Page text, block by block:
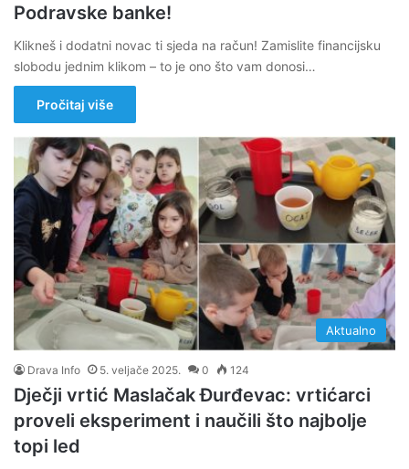
Podravske banke!
Klikneš i dodatni novac ti sjeda na račun! Zamislite financijsku
slobodu jednim klikom – to je ono što vam donosi…
Pročitaj više
Aktualno
Drava Info 5. veljače 2025. 0 124
Dječji vrtić Maslačak Đurđevac: vrtićarci
proveli eksperiment i naučili što najbolje
topi led